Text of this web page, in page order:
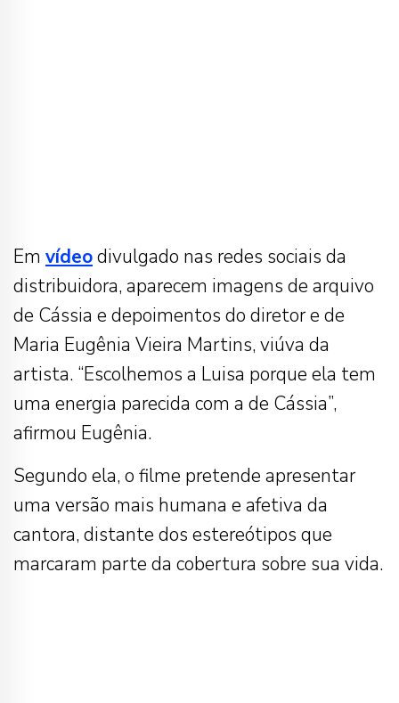
Em vídeodivulgado nas redes sociais da
distribuidora, aparecem imagens de arquivo
de Cássia e depoimentos do diretor e de
Maria Eugênia Vieira Martins, viúva da
artista. “Escolhemos a Luisa porque ela tem
uma energia parecida com a de Cássia”,
afirmou Eugênia.
Segundo ela, o filme pretende apresentar
uma versão mais humana e afetiva da
cantora, distante dos estereótipos que
marcaram parte da cobertura sobre sua vida.